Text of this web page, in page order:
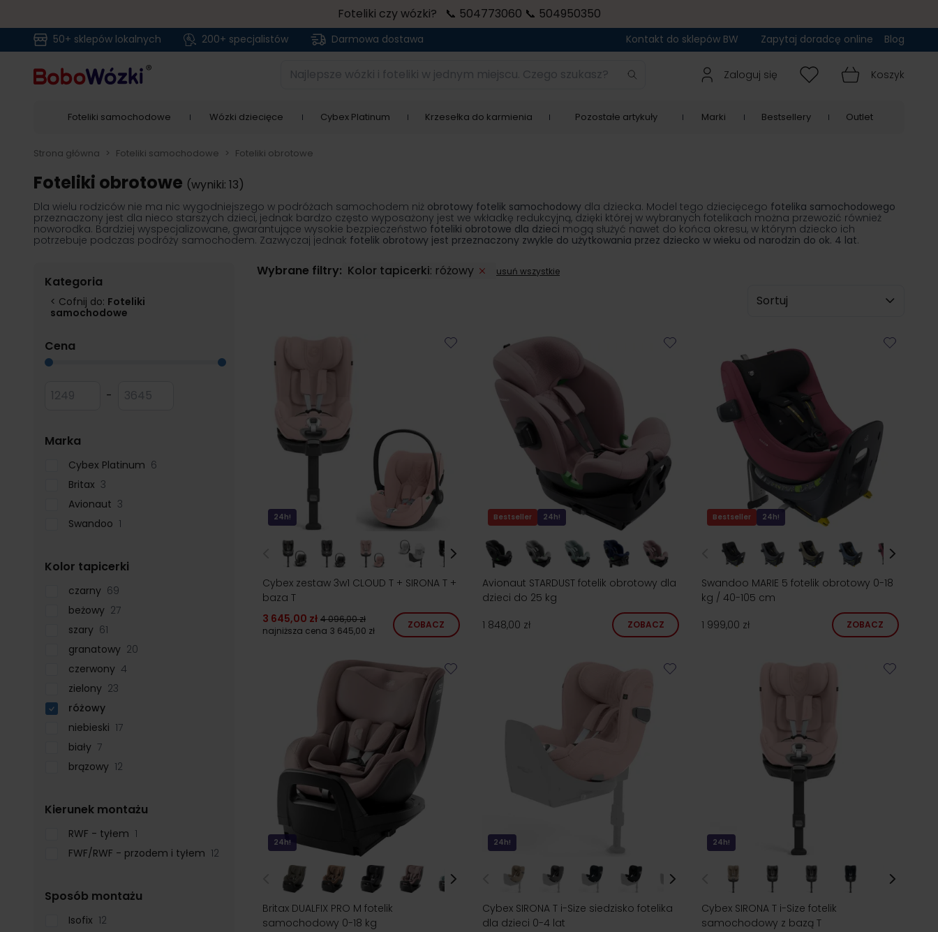
Foteliki czy wózki? 📞 504773060 📞 504950350
50+ sklepów lokalnych 200+ specjalistów Darmowa dostawa Kontakt do sklepów BW Zapytaj doradcę online Blog
Najlepsze wózki i foteliki w jednym miejscu. Czego szukasz? Zaloguj się Koszyk
Foteliki samochodowe Wózki dziecięce Cybex Platinum Krzesełka do karmienia Pozostałe artykuły Marki Bestsellery Outlet
Strona główna > Foteliki samochodowe > Foteliki obrotowe
Foteliki obrotowe (wyniki: 13)
Dla wielu rodziców nie ma nic wygodniejszego w podróżach samochodem niż obrotowy fotelik samochodowy dla dziecka. Model tego dziecięcego fotelika samochodowego
przeznaczony jest dla nieco starszych dzieci, jednak bardzo często wyposażony jest we wkładkę redukcyjną, dzięki której w wybranych fotelikach można przewozić również
noworodka. Bardziej wyspecjalizowane, gwarantujące wysokie bezpieczeństwo foteliki obrotowe dla dzieci mogą służyć nawet do końca okresu, w którym dziecko ich
potrzebuje podczas podróży samochodem. Zazwyczaj jednak fotelik obrotowy jest przeznaczony zwykle do użytkowania przez dziecko w wieku od narodzin do ok. 4 lat.
Kategoria
< Cofnij do: Foteliki
samochodowe
Cena
Minimum value
- Maksymalna wartość
Marka
Cybex Platinum 6
Britax 3
Avionaut 3
Swandoo 1
Kolor tapicerki
czarny 69
beżowy 27
szary 61
granatowy 20
czerwony 4
zielony 23
różowy
niebieski 17
biały 7
brązowy 12
Kierunek montażu
RWF - tyłem 1
FWF/RWF - przodem i tyłem 12
Sposób montażu
Isofix 12
Wybrane filtry: Kolor tapicerki: różowy usuń wszystkie
Sortuj wg
24h!
Cybex zestaw 3w1 CLOUD T + SIRONA T +
baza T
3 645,00 zł 4 096,00 zł
najniższa cena 3 645,00 zł
ZOBACZ
Bestseller 24h!
Avionaut STARDUST fotelik obrotowy dla
dzieci do 25 kg
1 848,00 zł
ZOBACZ
Bestseller 24h!
Swandoo MARIE 5 fotelik obrotowy 0-18
kg / 40-105 cm
1 999,00 zł
ZOBACZ
24h!
Britax DUALFIX PRO M fotelik
samochodowy 0-18 kg
24h!
Cybex SIRONA T i-Size siedzisko fotelika
dla dzieci 0-4 lat
24h!
Cybex SIRONA T i-Size fotelik
samochodowy z bazą T